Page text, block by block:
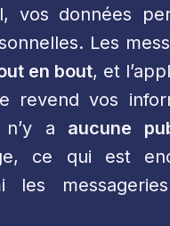
vos données
Les
en bout, et
revend vos
a aucune
ce qui est
les